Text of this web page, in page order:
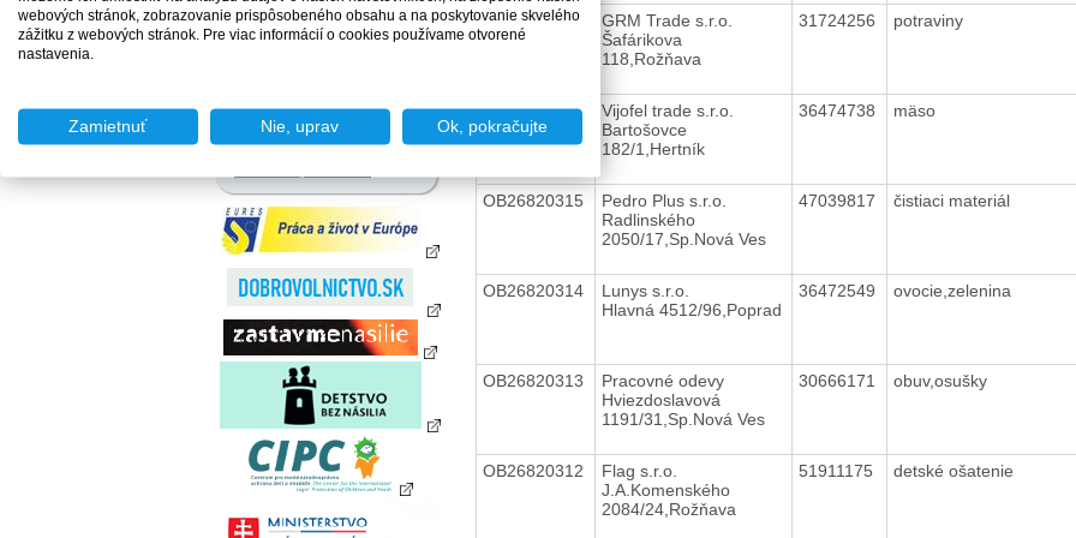
zamestnania za úhradu
Agentúry podporovaného
Sociálne podniky
OB26820317
GRM Trade s.r.o.
Šafárikova
118,Rožňava
31724256 potraviny
OB26820316
Vijofel trade s.r.o.
Bartošovce
182/1,Hertník
36474738 mäso
OB26820315
Pedro Plus s.r.o.
Radlinského
2050/17,Sp.Nová Ves
47039817 čistiaci materiál
OB26820314
Lunys s.r.o.
Hlavná 4512/96,Poprad
36472549 ovocie,zelenina
OB26820313
Pracovné odevy
Hviezdoslavová
1191/31,Sp.Nová Ves
30666171 obuv,osušky
OB26820312
Flag s.r.o.
J.A.Komenského
2084/24,Rožňava
51911175 detské ošatenie
webových stránok, zobrazovanie prispôsobeného obsahu a na poskytovanie skvelého
zážitku z webových stránok. Pre viac informácií o cookies používame otvorené
nastavenia.
Zamietnuť Nie, uprav Ok, pokračujte